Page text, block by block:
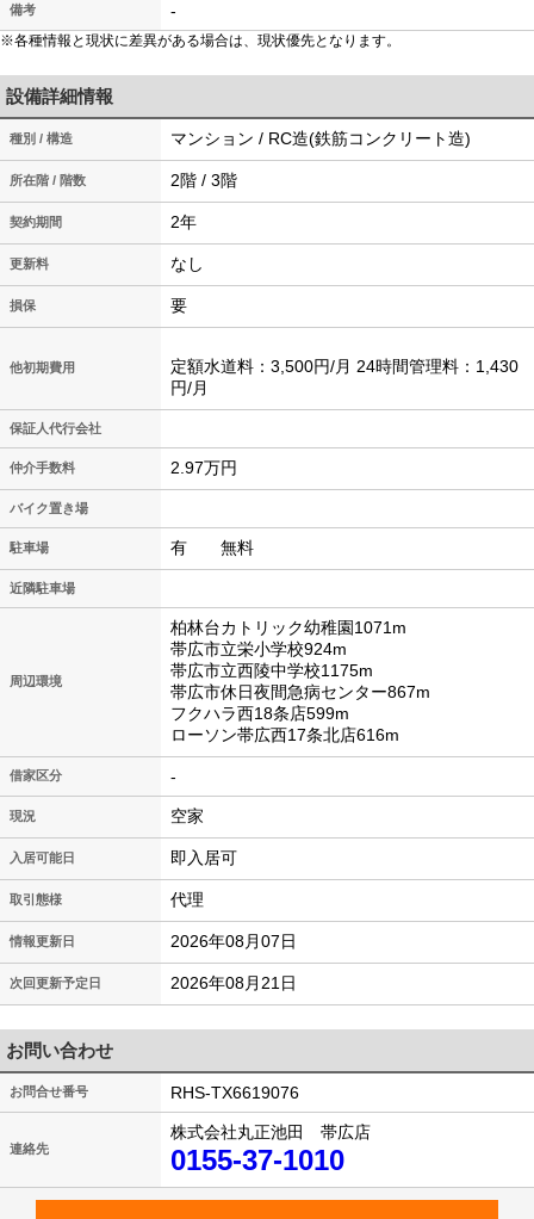
備考 -
※各種情報と現状に差異がある場合は、現状優先となります。
設備詳細情報
種別 / 構造 マンション / RC造(鉄筋コンクリート造)
所在階 / 階数 2階 / 3階
契約期間 2年
更新料 なし
損保 要
他初期費用
定額水道料：3,500円/月 24時間管理料：1,430
円/月
保証人代行会社
仲介手数料 2.97万円
バイク置き場
駐車場 有 無料
近隣駐車場
周辺環境
柏林台カトリック幼稚園1071m
帯広市立栄小学校924m
帯広市立西陵中学校1175m
帯広市休日夜間急病センター867m
フクハラ西18条店599m
ローソン帯広西17条北店616m
借家区分 -
現況 空家
入居可能日 即入居可
取引態様 代理
情報更新日 2026年08月07日
次回更新予定日 2026年08月21日
お問い合わせ
お問合せ番号 RHS-TX6619076
連絡先
株式会社丸正池田 帯広店
0155-37-1010